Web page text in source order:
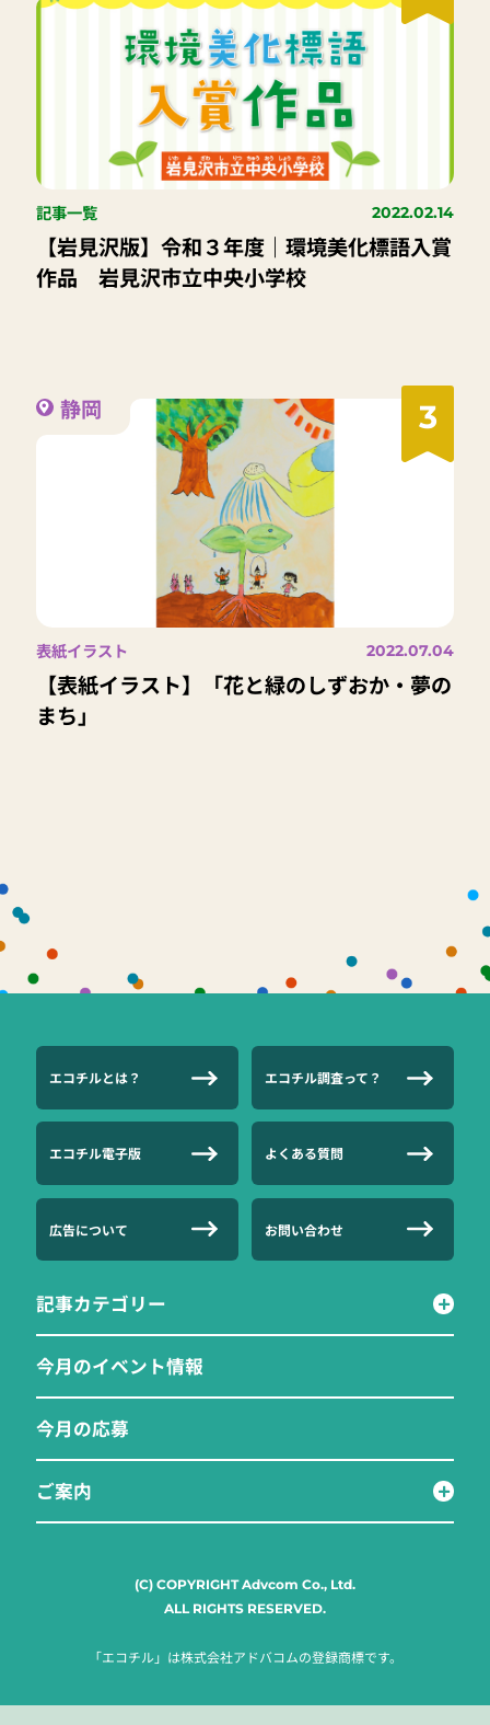
記事一覧 2022.02.14
【岩見沢版】令和３年度｜環境美化標語入賞
作品 岩見沢市立中央小学校
3
静岡
表紙イラスト 2022.07.04
【表紙イラスト】「花と緑のしずおか・夢の
まち」
エコチルとは？ エコチル調査って？
エコチル電子版 よくある質問
広告について お問い合わせ
記事カテゴリー
今月のイベント情報
今月の応募
ご案内
(C) COPYRIGHT Advcom Co., Ltd.
ALL RIGHTS RESERVED.
「エコチル」は株式会社アドバコムの登録商標です。